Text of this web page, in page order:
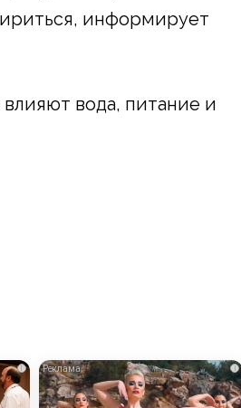
информирует
влияют вода, питание и
i i